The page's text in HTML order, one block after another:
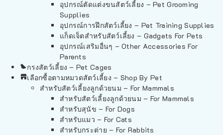
อุปกรณ์ตัดแต่งขนสัตว์เลี้ยง – Pet Grooming
Supplies
อุปกรณ์การฝึกสัตว์เลี้ยง – Pet Training Supplies
แก็ดเจ็ตสำหรับสัตว์เลี้ยง – Gadgets For Pets
อุปกรณ์เสริมอื่นๆ – Other Accessories For
Parents
กรงสัตว์เลี้ยง – Pet Cages
เลือกซื้อตามหมวดสัตว์เลี้ยง – Shop By Pet
สำหรับสัตว์เลี้ยงลูกด้วยนม – For Mammals
สำหรับสัตว์เลี้ยงลูกด้วยนม – For Mammals
สำหรับสุนัข – For Dogs
สำหรับแมว – For Cats
สำหรับกระต่าย – For Rabbits